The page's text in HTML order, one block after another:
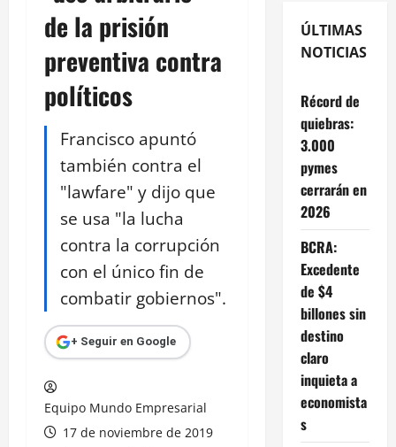
de la prisión
preventiva contra
políticos
Francisco apuntó
también contra el
"lawfare" y dijo que
se usa "la lucha
contra la corrupción
con el único fin de
combatir gobiernos".
+ Seguir en Google
Equipo Mundo Empresarial
17 de noviembre de 2019
ÚLTIMAS
NOTICIAS
Récord de
quiebras:
3.000
pymes
cerrarán en
2026
BCRA:
Excedente
de $4
billones sin
destino
claro
inquieta a
economista
s